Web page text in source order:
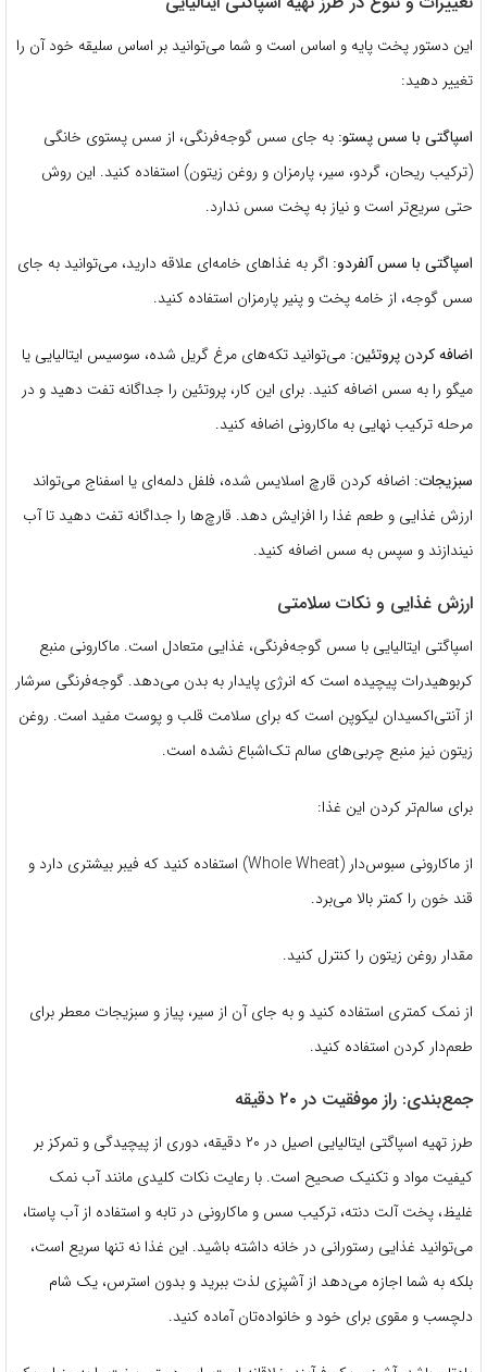
این دستور پخت پایه و اساس است و شما می‌توانید بر اساس سلیقه خود آن را
تغییر دهید:
اسپاگتی با سس پستو: به جای سس گوجه‌فرنگی، از سس پستوی خانگی
(ترکیب ریحان، گردو، سیر، پارمزان و روغن زیتون) استفاده کنید. این روش
حتی سریع‌تر است و نیاز به پخت سس ندارد.
اسپاگتی با سس آلفردو: اگر به غذاهای خامه‌ای علاقه دارید، می‌توانید به جای
سس گوجه، از خامه پخت و پنیر پارمزان استفاده کنید.
اضافه کردن پروتئین: می‌توانید تکه‌های مرغ گریل شده، سوسیس ایتالیایی یا
میگو را به سس اضافه کنید. برای این کار، پروتئین را جداگانه تفت دهید و در
مرحله ترکیب نهایی به ماکارونی اضافه کنید.
سبزیجات: اضافه کردن قارچ اسلایس شده، فلفل دلمه‌ای یا اسفناج می‌تواند
ارزش غذایی و طعم غذا را افزایش دهد. قارچ‌ها را جداگانه تفت دهید تا آب
نیندازند و سپس به سس اضافه کنید.
ارزش غذایی و نکات سلامتی
اسپاگتی ایتالیایی با سس گوجه‌فرنگی، غذایی متعادل است. ماکارونی منبع
کربوهیدرات پیچیده است که انرژی پایدار به بدن می‌دهد. گوجه‌فرنگی سرشار
از آنتی‌اکسیدان لیکوپن است که برای سلامت قلب و پوست مفید است. روغن
زیتون نیز منبع چربی‌های سالم تک‌اشباع نشده است.
برای سالم‌تر کردن این غذا:
از ماکارونی سبوس‌دار (Whole Wheat) استفاده کنید که فیبر بیشتری دارد و
قند خون را کمتر بالا می‌برد.
مقدار روغن زیتون را کنترل کنید.
از نمک کمتری استفاده کنید و به جای آن از سیر، پیاز و سبزیجات معطر برای
طعم‌دار کردن استفاده کنید.
جمع‌بندی: راز موفقیت در ۲۰ دقیقه
طرز تهیه اسپاگتی ایتالیایی اصیل در ۲۰ دقیقه، دوری از پیچیدگی و تمرکز بر
کیفیت مواد و تکنیک صحیح است. با رعایت نکات کلیدی مانند آب نمک
غلیظ، پخت آلت دنته، ترکیب سس و ماکارونی در تابه و استفاده از آب پاستا،
می‌توانید غذایی رستورانی در خانه داشته باشید. این غذا نه تنها سریع است،
بلکه به شما اجازه می‌دهد از آشپزی لذت ببرید و بدون استرس، یک شام
دلچسب و مقوی برای خود و خانواده‌تان آماده کنید.